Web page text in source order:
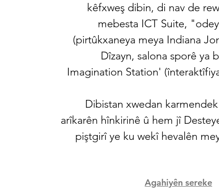
kêfxweş dibin, di nav de
mebesta ICT Suite,
(pirtûkxaneya meya Indiana
Dîzayn, salona sporê ya
Imagination Station'
Dibistan xwedan
arîkarên hînkirinê û hem jî
piştgirî ye ku wekî hevalên
Agahiyên sereke